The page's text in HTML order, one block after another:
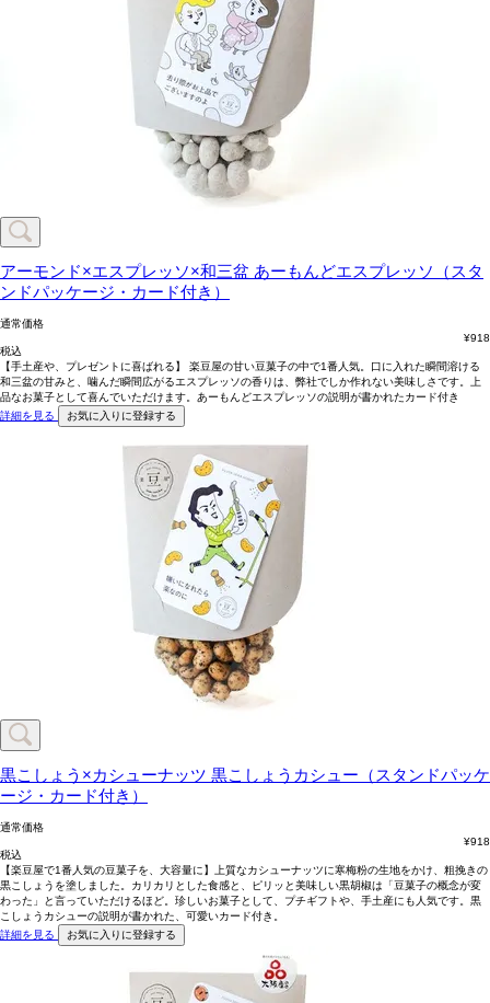
アーモンド×エスプレッソ×和三盆 あーもんどエスプレッソ（スタ
ンドパッケージ・カード付き）
通常価格
¥918
税込
【手土産や、プレゼントに喜ばれる】 楽豆屋の甘い豆菓子の中で1番人気。口に入れた瞬間溶ける
和三盆の甘みと、噛んだ瞬間広がるエスプレッソの香りは、弊社でしか作れない美味しさです。上
品なお菓子として喜んでいただけます。あーもんどエスプレッソの説明が書かれたカード付き
詳細を見る
お気に入りに登録する
黒こしょう×カシューナッツ 黒こしょうカシュー（スタンドパッケ
ージ・カード付き）
通常価格
¥918
税込
【楽豆屋で1番人気の豆菓子を、大容量に】上質なカシューナッツに寒梅粉の生地をかけ、粗挽きの
黒こしょうを塗しました。カリカリとした食感と、ピリッと美味しい黒胡椒は「豆菓子の概念が変
わった」と言っていただけるほど。珍しいお菓子として、プチギフトや、手土産にも人気です。黒
こしょうカシューの説明が書かれた、可愛いカード付き。
詳細を見る
お気に入りに登録する